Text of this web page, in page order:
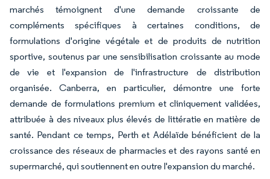
marchés témoignent d'une demande croissante de
compléments spécifiques à certaines conditions, de
formulations d'origine végétale et de produits de nutrition
sportive, soutenus par une sensibilisation croissante au mode
de vie et l'expansion de l'infrastructure de distribution
organisée. Canberra, en particulier, démontre une forte
demande de formulations premium et cliniquement validées,
attribuée à des niveaux plus élevés de littératie en matière de
santé. Pendant ce temps, Perth et Adélaïde bénéficient de la
croissance des réseaux de pharmacies et des rayons santé en
supermarché, qui soutiennent en outre l'expansion du marché.